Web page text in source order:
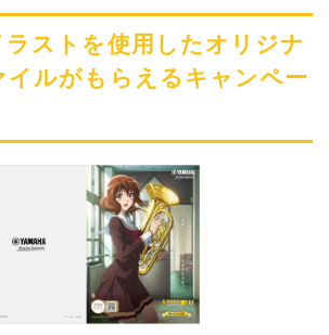
ストを使用したオリジナ
イルがもらえるキャンペー